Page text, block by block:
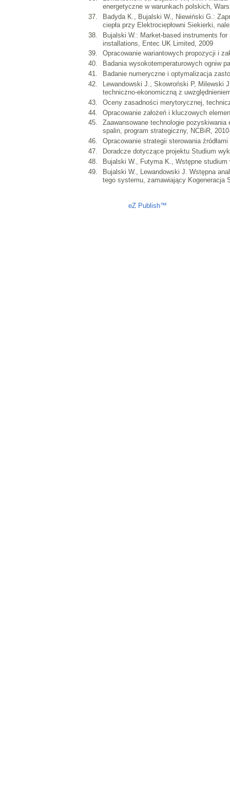
energetyczne w warunkach polskich,
Badyda K., Bujalski W., Niewiński G.:
ciepła przy Elektrociepłowni Siekierki,
Bujalski W.: Market-based instruments
installations, Entec UK Limited, 2009
Opracowanie wariantowych propozycji i
Badania wysokotemperaturowych ogniw
Badanie numeryczne i optymalizacja
Lewandowski J., Skowroński P, Milewski
techniczno-ekonomiczną z
Oceny zasadności merytorycznej,
Opracowanie założeń i kluczowych
Zaawansowane technologie
spalin, program strategiczny, NCBiR,
Opracowanie strategii sterowania
Doradcze dotyczące projektu Studium
Bujalski W., Futyma K., Wstępne
Bujalski W., Lewandowski J. Wstępna
tego systemu, zamawiający Kogeneracja
eZ Publish™